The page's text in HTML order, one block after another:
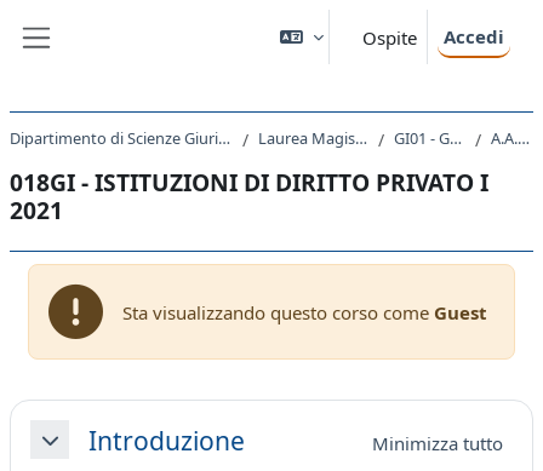
Ospite Accedi
Dipartimento di Scienze Giuridiche, del Linguaggio, dell`Interpretazione e della Traduzione Laurea Magistrale Ciclo Unico 5 anni GI01 - GIURISPRUDENZA A.A. 2021 - 2022
018GI - ISTITUZIONI DI DIRITTO PRIVATO I
2021
Sta visualizzando questo corso come Guest
Schema della sezione
MinimizzaIntroduzione Minimizza tutto